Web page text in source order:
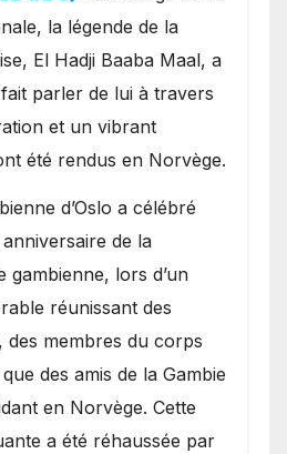
la famille
la légende de la
El Hadji Baaba Maal, a
parler de lui à travers
et un vibrant
été rendus en Norvège.
d’Oslo a célébré
de la
gambienne, lors d’un
réunissant des
des membres du corps
des amis de la Gambie
en Norvège. Cette
a été réhaussée par